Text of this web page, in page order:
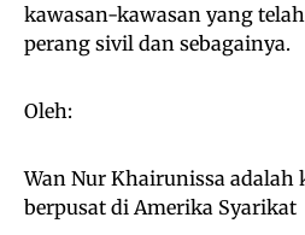
kawasan-kawasan yang
perang sivil dan sebagainya.
Oleh:
Wan Nur Khairunissa adalah
berpusat di Amerika Syarikat